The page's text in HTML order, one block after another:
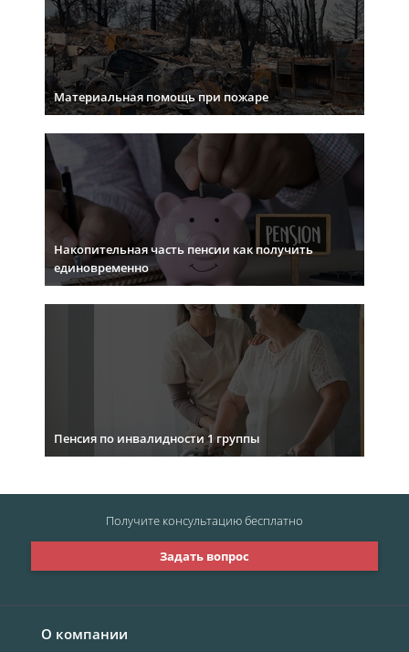
Материальная помощь при пожаре
Накопительная часть пенсии как получить
единовременно
Пенсия по инвалидности 1 группы
О компании
Задать вопрос
Получите консультациюбесплатно